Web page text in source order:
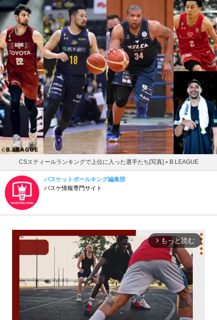
CSスティールランキングで上位に入った選手たち[写真]＝B.LEAGUE
バスケットボールキング編集部
バスケ情報専門サイト
arrow_forward_ios もっと読む